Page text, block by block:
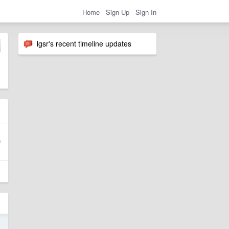
Home Sign Up Sign In
lgsr's recent timeline updates